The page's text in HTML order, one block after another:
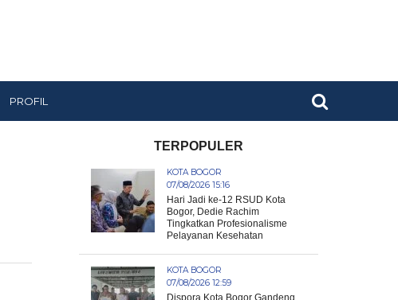
PROFIL
TERPOPULER
KOTA BOGOR
07/08/2026 15:16
Hari Jadi ke-12 RSUD Kota
Bogor, Dedie Rachim
Tingkatkan Profesionalisme
Pelayanan Kesehatan
KOTA BOGOR
07/08/2026 12:59
Dispora Kota Bogor Gandeng